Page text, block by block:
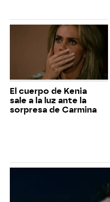
El cuerpo de Kenia
sale a la luz ante la
sorpresa de Carmina